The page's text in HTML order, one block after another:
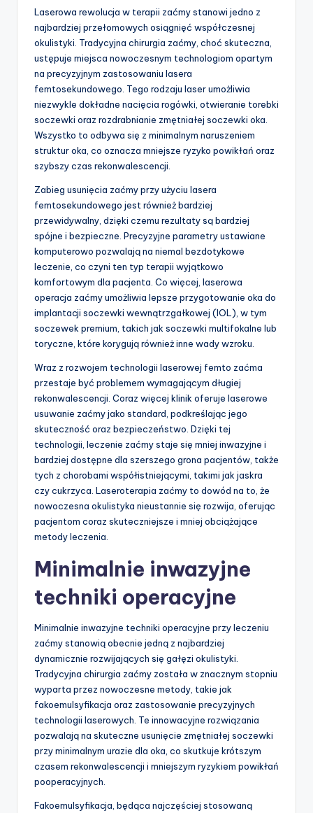
Laserowa rewolucja w terapii zaćmy stanowi jedno z
najbardziej przełomowych osiągnięć współczesnej
okulistyki. Tradycyjna chirurgia zaćmy, choć skuteczna,
ustępuje miejsca nowoczesnym technologiom opartym
na precyzyjnym zastosowaniu lasera
femtosekundowego. Tego rodzaju laser umożliwia
niezwykle dokładne nacięcia rogówki, otwieranie torebki
soczewki oraz rozdrabnianie zmętniałej soczewki oka.
Wszystko to odbywa się z minimalnym naruszeniem
struktur oka, co oznacza mniejsze ryzyko powikłań oraz
szybszy czas rekonwalescencji.
Zabieg usunięcia zaćmy przy użyciu lasera
femtosekundowego jest również bardziej
przewidywalny, dzięki czemu rezultaty są bardziej
spójne i bezpieczne. Precyzyjne parametry ustawiane
komputerowo pozwalają na niemal bezdotykowe
leczenie, co czyni ten typ terapii wyjątkowo
komfortowym dla pacjenta. Co więcej, laserowa
operacja zaćmy umożliwia lepsze przygotowanie oka do
implantacji soczewki wewnątrzgałkowej (IOL), w tym
soczewek premium, takich jak soczewki multifokalne lub
toryczne, które korygują również inne wady wzroku.
Wraz z rozwojem technologii laserowej femto zaćma
przestaje być problemem wymagającym długiej
rekonwalescencji. Coraz więcej klinik oferuje laserowe
usuwanie zaćmy jako standard, podkreślając jego
skuteczność oraz bezpieczeństwo. Dzięki tej
technologii, leczenie zaćmy staje się mniej inwazyjne i
bardziej dostępne dla szerszego grona pacjentów, także
tych z chorobami współistniejącymi, takimi jak jaskra
czy cukrzyca. Laseroterapia zaćmy to dowód na to, że
nowoczesna okulistyka nieustannie się rozwija, oferując
pacjentom coraz skuteczniejsze i mniej obciążające
metody leczenia.
Minimalnie inwazyjne
techniki operacyjne
Minimalnie inwazyjne techniki operacyjne przy leczeniu
zaćmy stanowią obecnie jedną z najbardziej
dynamicznie rozwijających się gałęzi okulistyki.
Tradycyjna chirurgia zaćmy została w znacznym stopniu
wyparta przez nowoczesne metody, takie jak
fakoemulsyfikacja oraz zastosowanie precyzyjnych
technologii laserowych. Te innowacyjne rozwiązania
pozwalają na skuteczne usunięcie zmętniałej soczewki
przy minimalnym urazie dla oka, co skutkuje krótszym
czasem rekonwalescencji i mniejszym ryzykiem powikłań
pooperacyjnych.
Fakoemulsyfikacja, będąca najczęściej stosowaną